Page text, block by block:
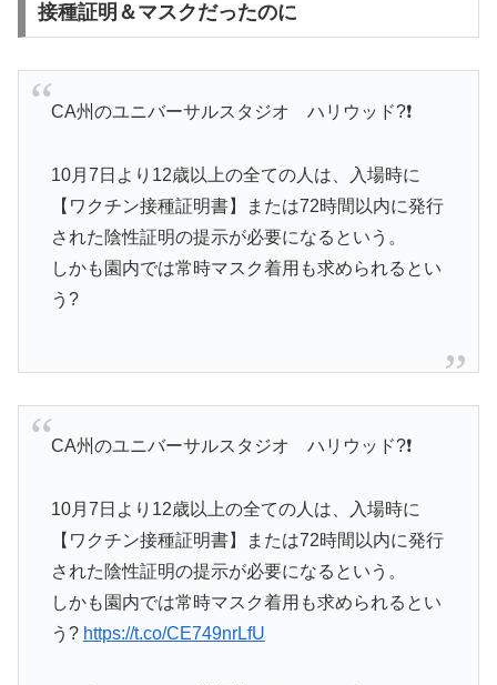
接種証明＆マスクだったのに
CA州のユニバーサルスタジオ ハリウッド?❗️
10月7日より12歳以上の全ての人は、入場時に
【ワクチン接種証明書】または72時間以内に発行
された陰性証明の提示が必要になるという。
しかも園内では常時マスク着用も求められるとい
う?
CA州のユニバーサルスタジオ ハリウッド?❗️
10月7日より12歳以上の全ての人は、入場時に
【ワクチン接種証明書】または72時間以内に発行
された陰性証明の提示が必要になるという。
しかも園内では常時マスク着用も求められるとい
う? https://t.co/CE749nrLfU